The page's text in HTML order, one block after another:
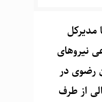
مدیرکل
نیروهای
رضوی در
از طرف